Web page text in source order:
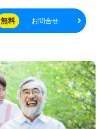
無料 お問合せ